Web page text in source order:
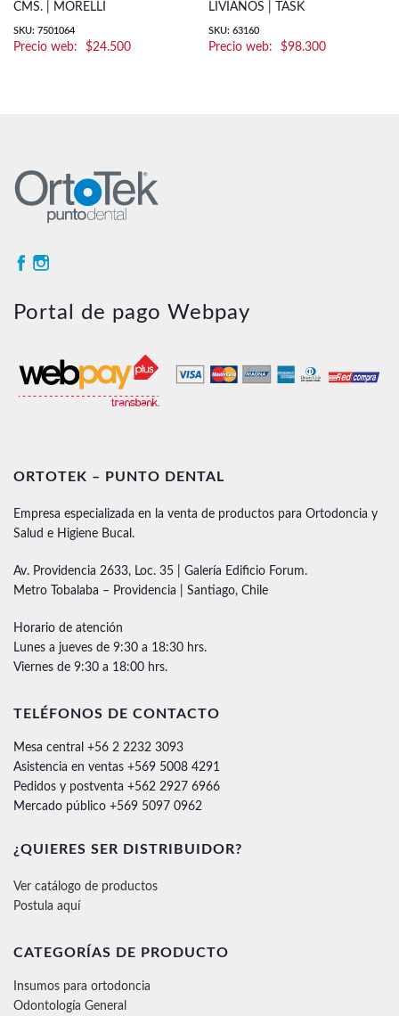
CMS. | MORELLI
SKU: 7501064
$24.500
LIVIANOS | TASK
SKU: 63160
$98.300
Portal de pago Webpay
ORTOTEK – PUNTO DENTAL
Empresa especializada en la venta de productos para Ortodoncia y
Salud e Higiene Bucal.
Av. Providencia 2633, Loc. 35 | Galería Edificio Forum.
Metro Tobalaba – Providencia | Santiago, Chile
Horario de atención
Lunes a jueves de 9:30 a 18:30 hrs.
Viernes de 9:30 a 18:00 hrs.
TELÉFONOS DE CONTACTO
Mesa central +56 2 2232 3093
Asistencia en ventas +569 5008 4291
Pedidos y postventa +562 2927 6966
Mercado público +569 5097 0962
¿QUIERES SER DISTRIBUIDOR?
Ver catálogo de productos
Postula aquí
CATEGORÍAS DE PRODUCTO
Insumos para ortodoncia
Odontología General